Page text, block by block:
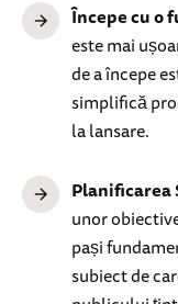
Începe cu o
este mai
de a începe
simplifică
la lansare.
Planificarea
unor
pași
subiect de